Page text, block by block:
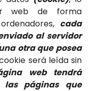
web de forma
cada
al servidor
otra que posea
será leída sin
web tendrá
las páginas que